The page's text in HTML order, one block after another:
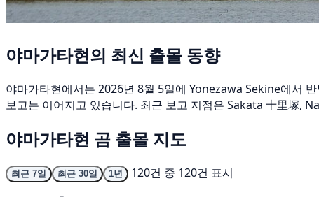
야마가타현의 최신 출몰 동향
야마가타현에서는 2026년 8월 5일에 Yonezawa Sekine에서
보고는 이어지고 있습니다. 최근 보고 지점은 Sakata 十里塚,
야마가타현 곰 출몰 지도
최근 7일 최근 30일 1년
120건 중 120건 표시